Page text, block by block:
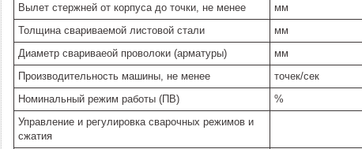
Вылет стержней от корпуса до точки, не менее
мм
Толщина свариваемой листовой стали
мм
Диаметр свариваеой проволоки (арматуры)
мм
Производительность машины, не менее
точек/сек
Номинальный режим работы (ПВ)
%
Управление и регулировка сварочных режимов и
сжатия